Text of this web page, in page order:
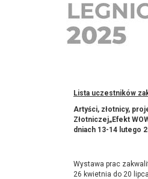
Lista uczestników
Artyści, złotnicy,
Złotniczej„Efekt
dniach 13-14 lutego
Wystawa prac
26 kwietnia do 20